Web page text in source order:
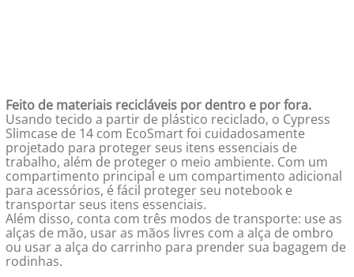
Feito de materiais recicláveis por dentro e por fora.
Usando tecido a partir de plástico reciclado, o Cypress
Slimcase de 14 com EcoSmart foi cuidadosamente
projetado para proteger seus itens essenciais de
trabalho, além de proteger o meio ambiente. Com um
compartimento principal e um compartimento adicional
para acessórios, é fácil proteger seu notebook e
transportar seus itens essenciais.
Além disso, conta com três modos de transporte: use as
alças de mão, usar as mãos livres com a alça de ombro
ou usar a alça do carrinho para prender sua bagagem de
rodinhas.